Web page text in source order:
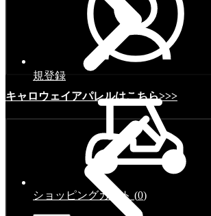
キャロウェイアパレルはこちら>>>
規登録
ショッピングカート (0)